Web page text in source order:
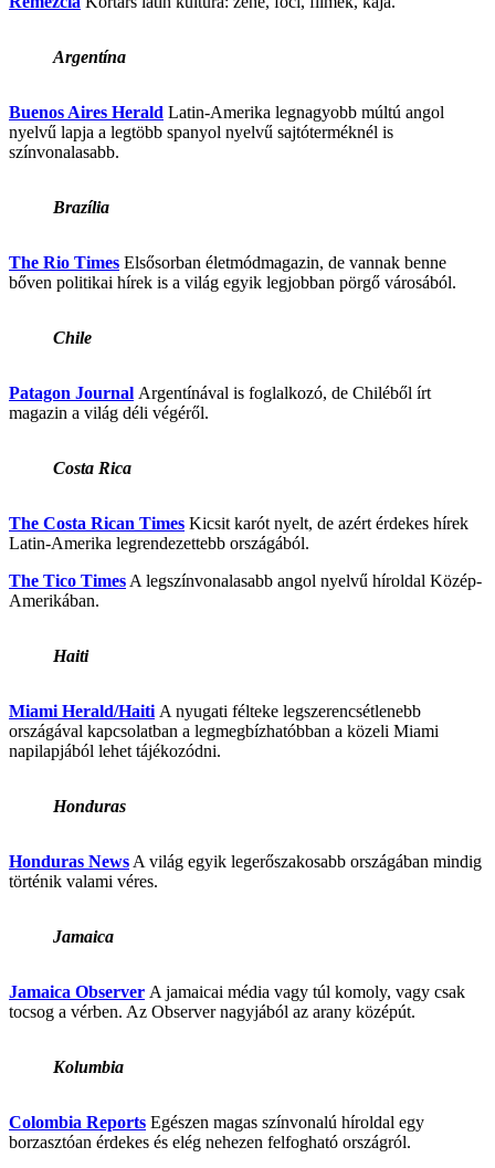
Argentína
Buenos Aires Herald Latin-Amerika legnagyobb múltú angol
nyelvű lapja a legtöbb spanyol nyelvű sajtóterméknél is
színvonalasabb.
Brazília
The Rio Times Elsősorban életmódmagazin, de vannak benne
bőven politikai hírek is a világ egyik legjobban pörgő városából.
Chile
Patagon Journal Argentínával is foglalkozó, de Chiléből írt
magazin a világ déli végéről.
Costa Rica
The Costa Rican Times Kicsit karót nyelt, de azért érdekes hírek
Latin-Amerika legrendezettebb országából.
The Tico Times A legszínvonalasabb angol nyelvű híroldal Közép-
Amerikában.
Haiti
Miami Herald/Haiti A nyugati félteke legszerencsétlenebb
országával kapcsolatban a legmegbízhatóbban a közeli Miami
napilapjából lehet tájékozódni.
Honduras
Honduras News A világ egyik legerőszakosabb országában mindig
történik valami véres.
Jamaica
Jamaica Observer A jamaicai média vagy túl komoly, vagy csak
tocsog a vérben. Az Observer nagyjából az arany középút.
Kolumbia
Colombia Reports Egészen magas színvonalú híroldal egy
borzasztóan érdekes és elég nehezen felfogható országról.